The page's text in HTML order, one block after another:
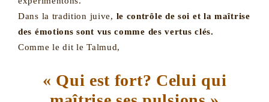
Dans la tradition juive, le contrôle de soi et la maîtrise
des émotions sont vus comme des vertus clés.
Comme le dit le Talmud,
« Qui est fort? Celui qui